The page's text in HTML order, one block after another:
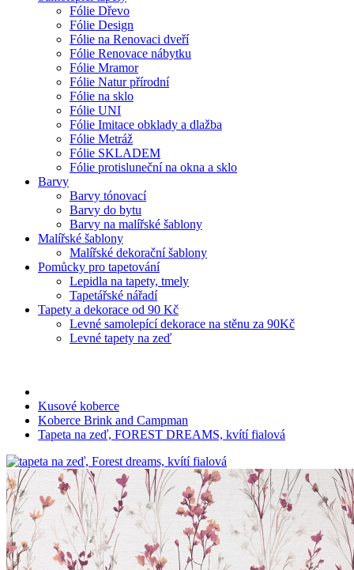
Fólie Dřevo
Fólie Design
Fólie na Renovaci dveří
Fólie Renovace nábytku
Fólie Mramor
Fólie Natur přírodní
Fólie na sklo
Fólie UNI
Fólie Imitace obklady a dlažba
Fólie Metráž
Fólie SKLADEM
Fólie protisluneční na okna a sklo
Barvy
Barvy tónovací
Barvy do bytu
Barvy na malířské šablony
Malířské šablony
Malířské dekorační šablony
Pomůcky pro tapetování
Lepidla na tapety, tmely
Tapetářské nářadí
Tapety a dekorace od 90 Kč
Levné samolepící dekorace na stěnu za 90Kč
Levné tapety na zeď
Kusové koberce
Koberce Brink and Campman
Tapeta na zeď, FOREST DREAMS, kvítí fialová